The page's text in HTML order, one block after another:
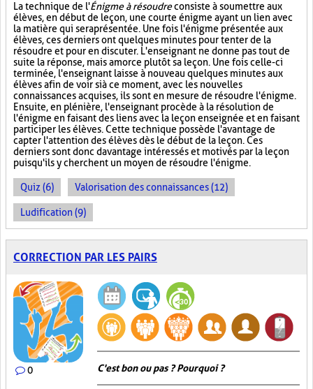
La technique de l'Énigme à résoudreconsiste à soumettre aux
élèves, en début de leçon, une courte énigme ayant un lien avec
la matière qui sera présentée. Une fois l'énigme présentée aux
élèves, ces derniers ont quelques minutes pour tenter de la
résoudre et pour en discuter. L'enseignant ne donne pas tout de
suite la réponse, mais amorce plutôt sa leçon. Une fois celle-ci
terminée, l'enseignant laisse à nouveau quelques minutes aux
élèves afin de voir si à ce moment, avec les nouvelles
connaissances acquises, ils sont en mesure de résoudre l'énigme.
Ensuite, en plénière, l'enseignant procède à la résolution de
l'énigme en faisant des liens avec la leçon enseignée et en faisant
participer les élèves. Cette technique possède l'avantage de
capter l'attention des élèves dès le début de la leçon. Ces
derniers sont donc davantage intéressés et motivés par la leçon
puisqu'ils y cherchent un moyen de résoudre l'énigme.
Quiz (6) Valorisation des connaissances (12)
Ludification (9)
CORRECTION PAR LES PAIRS
0 C'est bon ou pas ? Pourquoi ?